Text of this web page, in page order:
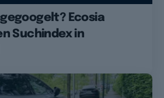
Ecosia
Suchindex in